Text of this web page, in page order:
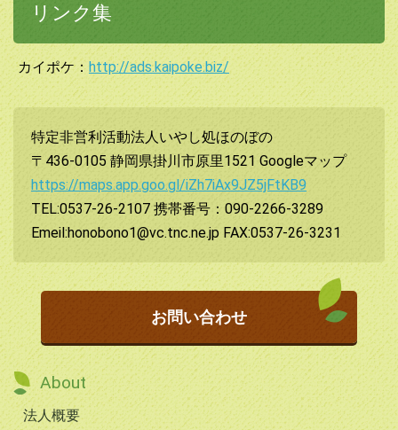
リンク集
カイポケ： http://ads.kaipoke.biz/
特定非営利活動法人いやし処ほのぼの
〒436-0105 静岡県掛川市原里1521 Googleマップ
https://maps.app.goo.gl/iZh7iAx9JZ5jFtKB9
TEL:0537-26-2107 携帯番号：090-2266-3289
Emeil:honobono1@vc.tnc.ne.jp FAX:0537-26-3231
お問い合わせ
About
法人概要